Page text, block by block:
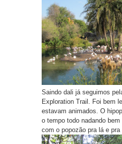
Saindo dali já seguimos
Exploration Trail. Foi bem
estavam animados. O
o tempo todo nadando bem
com o popozão pra lá e pra